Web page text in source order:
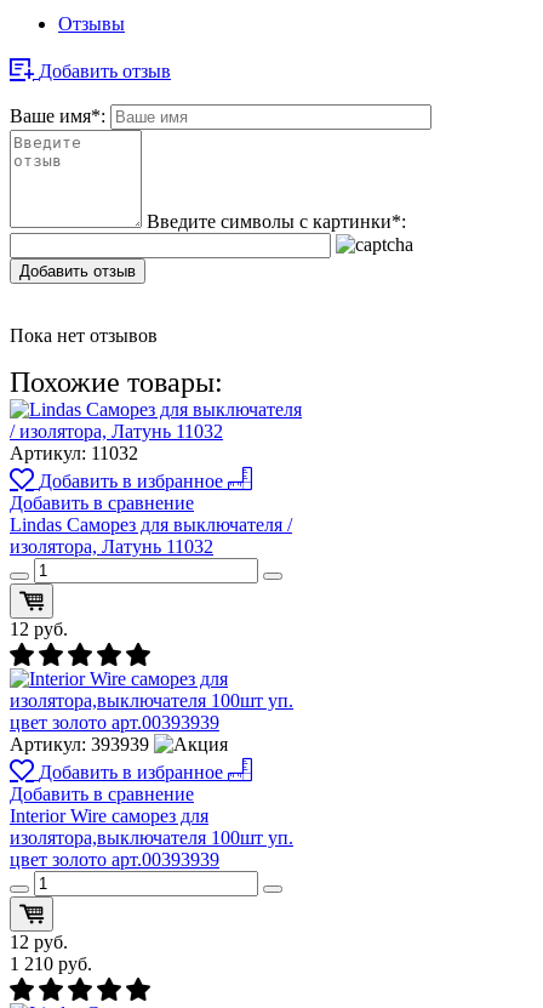
Отзывы
Добавить отзыв
Ваше имя*:
Введите символы с картинки*:
Добавить отзыв
Пока нет отзывов
Похожие товары:
Артикул: 11032
Добавить в избранное
Добавить в сравнение
Lindas Саморез для выключателя /
изолятора, Латунь 11032
12 руб.
Артикул: 393939
Добавить в избранное
Добавить в сравнение
Interior Wire cаморез для
изолятора,выключателя 100шт уп.
цвет золото арт.00393939
12 руб.
1 210 руб.